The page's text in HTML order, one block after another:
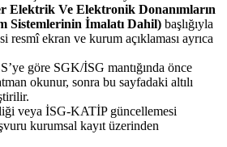
Elektrik Ve Elektronik Donanımların
Sistemlerinin İmalatı Dahil) başlığıyla
resmî ekran ve kurum açıklaması ayrıca
göre SGK/İSG mantığında önce
okunur, sonra bu sayfadaki altılı
veya İSG-KATİP güncellemesi
kurumsal kayıt üzerinden